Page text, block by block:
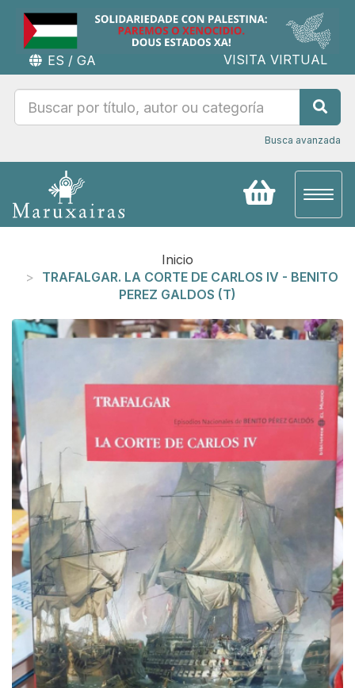
ES / GA VISITA VIRTUAL
Busca avanzada
Inicio
TRAFALGAR. LA CORTE DE CARLOS IV - BENITO
PEREZ GALDOS (T)